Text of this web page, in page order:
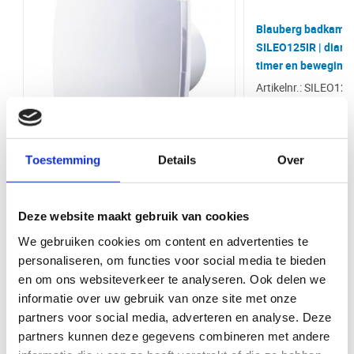
Toestemming Details Over
Deze website maakt gebruik van cookies
We gebruiken cookies om content en advertenties te
personaliseren, om functies voor social media te bieden
en om ons websiteverkeer te analyseren. Ook delen we
informatie over uw gebruik van onze site met onze
partners voor social media, adverteren en analyse. Deze
partners kunnen deze gegevens combineren met andere
Waarom kopen bij VentilatieTotaal.nl
Bij VentilatieTotaal.nl profiteert u van een grote voorraad en snelle
levering van al onze producten. U kunt uw bestelling direct afhalen bij
ventilatieproducten van hoge kwaliteit, zodat u altijd de juiste oplossing
4058448010705
182
Hoogte (mm)
Diepte (mm) 118
Diameter 125 mm
Merk
Functionaliteit
Nalooptimer, Stille afzuiging,
Vochtsensor
badkamerventilator - Ø125mm - MET
Artikelnr.: QUATRO125H
Bekijk product
Blauberg
SILEO125IR |
timer en
Artikelnr.:
Bekijk
Maak uw klus compleet met deze items